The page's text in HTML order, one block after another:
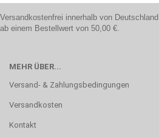
Versandkostenfrei innerhalb von Deutschland
ab einem Bestellwert von 50,00 €.
MEHR ÜBER...
Versand- & Zahlungsbedingungen
Versandkosten
Kontakt